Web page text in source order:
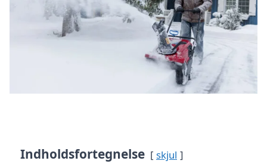
Indholdsfortegnelse skjul